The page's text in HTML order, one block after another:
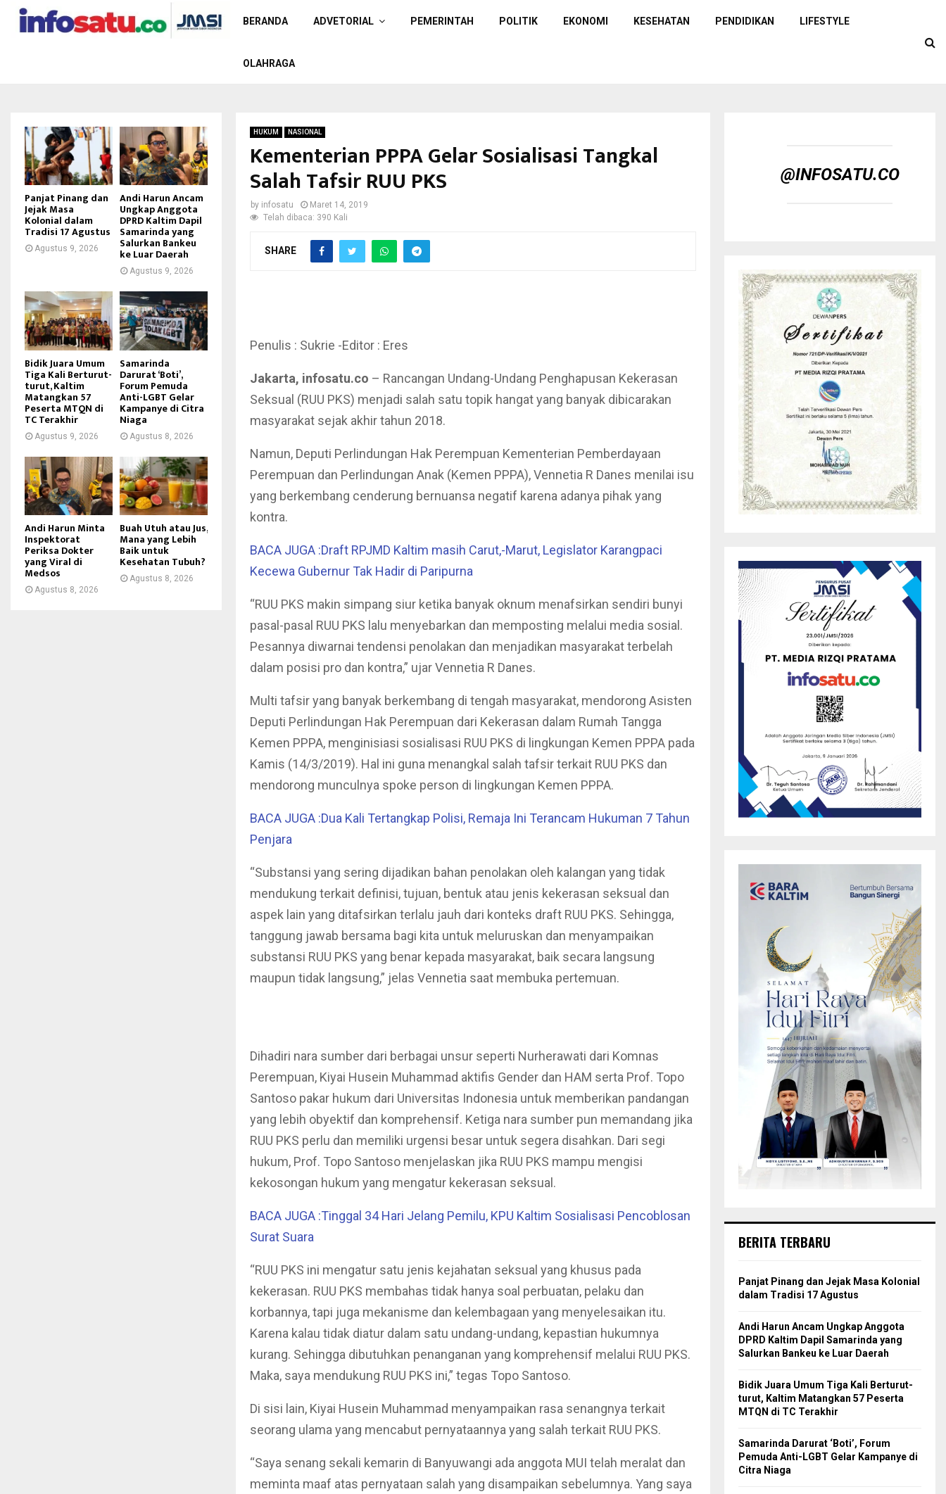
BERANDA ADVETORIAL PEMERINTAH POLITIK EKONOMI KESEHATAN PENDIDIKAN LIFESTYLE
OLAHRAGA
HUKUM NASIONAL
Kementerian PPPA Gelar Sosialisasi Tangkal
Salah Tafsir RUU PKS
by infosatu
Maret 14, 2019
Telah dibaca: 390 Kali
SHARE
Penulis : Sukrie -Editor : Eres
Jakarta, infosatu.co – Rancangan Undang-Undang Penghapusan Kekerasan
Seksual (RUU PKS) menjadi salah satu topik hangat yang banyak dibicarakan
masyarakat sejak akhir tahun 2018.
Namun, Deputi Perlindungan Hak Perempuan Kementerian Pemberdayaan
Perempuan dan Perlindungan Anak (Kemen PPPA), Vennetia R Danes menilai isu
yang berkembang cenderung bernuansa negatif karena adanya pihak yang
kontra.
BACA JUGA :Draft RPJMD Kaltim masih Carut,-Marut, Legislator Karangpaci
Kecewa Gubernur Tak Hadir di Paripurna
“RUU PKS makin simpang siur ketika banyak oknum menafsirkan sendiri bunyi
pasal-pasal RUU PKS lalu menyebarkan dan memposting melalui media sosial.
Pesannya diwarnai tendensi penolakan dan menjadikan masyarakat terbelah
dalam posisi pro dan kontra,” ujar Vennetia R Danes.
Multi tafsir yang banyak berkembang di tengah masyarakat, mendorong Asisten
Deputi Perlindungan Hak Perempuan dari Kekerasan dalam Rumah Tangga
Kemen PPPA, menginisiasi sosialisasi RUU PKS di lingkungan Kemen PPPA pada
Kamis (14/3/2019). Hal ini guna menangkal salah tafsir terkait RUU PKS dan
mendorong munculnya spoke person di lingkungan Kemen PPPA.
BACA JUGA :Dua Kali Tertangkap Polisi, Remaja Ini Terancam Hukuman 7 Tahun
Penjara
“Substansi yang sering dijadikan bahan penolakan oleh kalangan yang tidak
mendukung terkait definisi, tujuan, bentuk atau jenis kekerasan seksual dan
aspek lain yang ditafsirkan terlalu jauh dari konteks draft RUU PKS. Sehingga,
tanggung jawab bersama bagi kita untuk meluruskan dan menyampaikan
substansi RUU PKS yang benar kepada masyarakat, baik secara langsung
maupun tidak langsung,” jelas Vennetia saat membuka pertemuan.
Dihadiri nara sumber dari berbagai unsur seperti Nurherawati dari Komnas
Perempuan, Kiyai Husein Muhammad aktifis Gender dan HAM serta Prof. Topo
Santoso pakar hukum dari Universitas Indonesia untuk memberikan pandangan
yang lebih obyektif dan komprehensif. Ketiga nara sumber pun memandang jika
RUU PKS perlu dan memiliki urgensi besar untuk segera disahkan. Dari segi
hukum, Prof. Topo Santoso menjelaskan jika RUU PKS mampu mengisi
kekosongan hukum yang mengatur kekerasan seksual.
BACA JUGA :Tinggal 34 Hari Jelang Pemilu, KPU Kaltim Sosialisasi Pencoblosan
Surat Suara
“RUU PKS ini mengatur satu jenis kejahatan seksual yang khusus pada
kekerasan. RUU PKS membahas tidak hanya soal perbuatan, pelaku dan
korbannya, tapi juga mekanisme dan kelembagaan yang menyelesaikan itu.
Karena kalau tidak diatur dalam satu undang-undang, kepastian hukumnya
kurang. Sehingga dibutuhkan penanganan yang komprehensif melalui RUU PKS.
Maka, saya mendukung RUU PKS ini,” tegas Topo Santoso.
Di sisi lain, Kiyai Husein Muhammad menyampaikan rasa senangnya terkait
seorang ulama yang mencabut pernyataannya yang salah terkait RUU PKS.
“Saya senang sekali kemarin di Banyuwangi ada anggota MUI telah meralat dan
meminta maaf atas pernyataan salah yang disampaikan sebelumnya. Yang saya
Panjat Pinang dan
Jejak Masa
Kolonial dalam
Tradisi 17 Agustus
Agustus 9, 2026
Andi Harun Ancam
Ungkap Anggota
DPRD Kaltim Dapil
Samarinda yang
Salurkan Bankeu
ke Luar Daerah
Agustus 9, 2026
Bidik Juara Umum
Tiga Kali Berturut-
turut, Kaltim
Matangkan 57
Peserta MTQN di
TC Terakhir
Agustus 9, 2026
Samarinda
Darurat ‘Boti’,
Forum Pemuda
Anti-LGBT Gelar
Kampanye di Citra
Niaga
Agustus 8, 2026
Andi Harun Minta
Inspektorat
Periksa Dokter
yang Viral di
Medsos
Agustus 8, 2026
Buah Utuh atau Jus,
Mana yang Lebih
Baik untuk
Kesehatan Tubuh?
Agustus 8, 2026
@INFOSATU.CO
BERITA TERBARU
Panjat Pinang dan Jejak Masa Kolonial
dalam Tradisi 17 Agustus
Andi Harun Ancam Ungkap Anggota
DPRD Kaltim Dapil Samarinda yang
Salurkan Bankeu ke Luar Daerah
Bidik Juara Umum Tiga Kali Berturut-
turut, Kaltim Matangkan 57 Peserta
MTQN di TC Terakhir
Samarinda Darurat ‘Boti’, Forum
Pemuda Anti-LGBT Gelar Kampanye di
Citra Niaga